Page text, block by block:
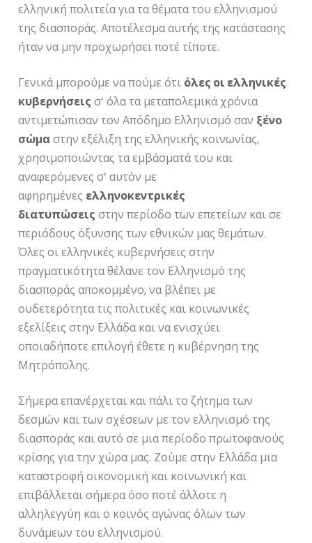
ελληνική πολιτεία για τα θέματα του ελληνισμού
της διασποράς. Αποτέλεσμα αυτής της κατάστασης
ήταν να μην προχωρήσει ποτέ τίποτε.
Γενικά μπορούμε να πούμε ότι όλες οι ελληνικές
κυβερνήσεις σ’ όλα τα μεταπολεμικά χρόνια
αντιμετώπισαν τον Απόδημο Ελληνισμό σαν ξένο
σώμαστην εξέλιξη της ελληνικής κοινωνίας,
χρησιμοποιώντας τα εμβάσματά του και
αναφερόμενες σ’ αυτόν με
αφηρημένες ελληνοκεντρικές
διατυπώσεις στην περίοδο των επετείων και σε
περιόδους όξυνσης των εθνικών μας θεμάτων.
Όλες οι ελληνικές κυβερνήσεις στην
πραγματικότητα θέλανε τον Ελληνισμό της
διασποράς αποκομμένο, να βλέπει με
ουδετερότητα τις πολιτικές και κοινωνικές
εξελίξεις στην Ελλάδα και να ενισχύει
οποιαδήποτε επιλογή έθετε η κυβέρνηση της
Μητρόπολης.
Σήμερα επανέρχεται και πάλι το ζήτημα των
δεσμών και των σχέσεων με τον ελληνισμό της
διασποράς και αυτό σε μια περίοδο πρωτοφανούς
κρίσης για την χώρα μας. Ζούμε στην Ελλάδα μια
καταστροφή οικονομική και κοινωνική και
επιβάλλεται σήμερα όσο ποτέ άλλοτε η
αλληλεγγύη και ο κοινός αγώνας όλων των
δυνάμεων του ελληνισμού.